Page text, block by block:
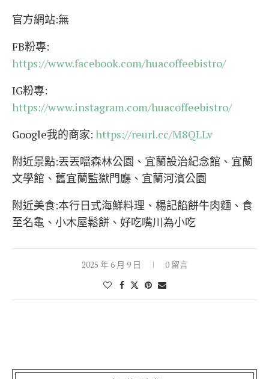
官方網站:無
FB粉專:
https://www.facebook.com/huacoffeebistro/
IG粉專:
https://www.instagram.com/huacoffeebistro/
Google我的商家: https://reurl.cc/M8QLLv
附近景點:丟丟噹森林公園、宜蘭設治紀念館、宜蘭
文學館、舊宜蘭監獄門廳、宜蘭河濱公園
附近美食:本行日式海鮮料理、楊記餡餅牛肉麵、食
至名龜、小木屋鬆餅、好吃嘴川為小吃
2025 年 6 月 9 日 0 留言